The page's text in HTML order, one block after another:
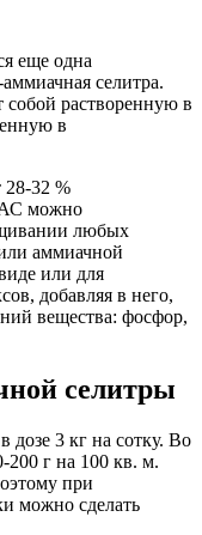
еще одна
селитра.
собой растворенную в
в
28-32 %
можно
любых
аммиачной
или для
добавляя в него,
вещества: фосфор,
селитры
дозе 3 кг на сотку. Во
200 г на 100 кв. м.
при
можно сделать